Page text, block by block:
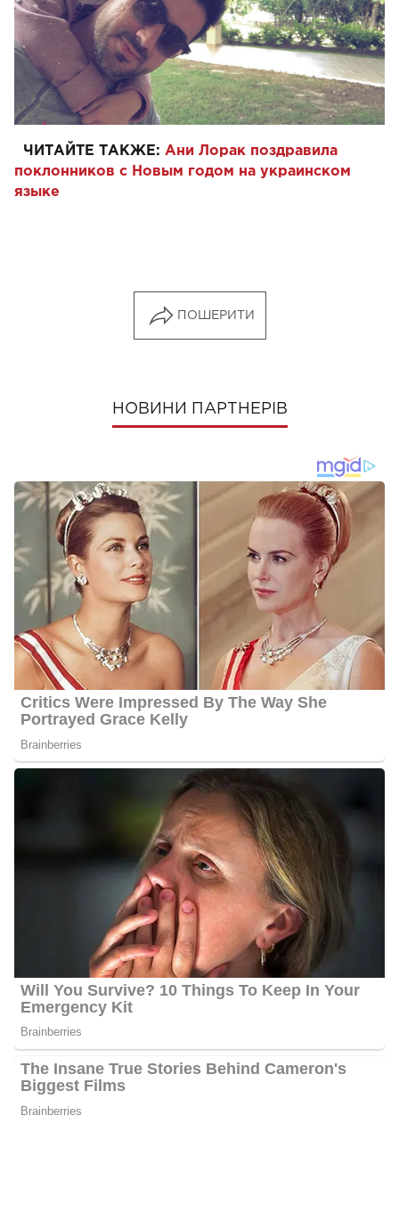
ЧИТАЙТЕ ТАКЖЕ: Ани Лорак поздравила
поклонников с Новым годом на украинском
языке
ПОШЕРИТИ
НОВИНИ ПАРТНЕРІВ